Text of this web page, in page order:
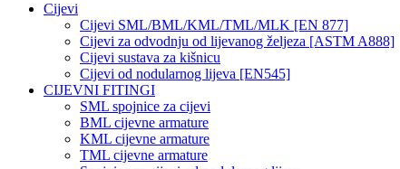
Cijevi
Cijevi SML/BML/KML/TML/MLK [EN 877]
Cijevi za odvodnju od lijevanog željeza [ASTM A888]
Cijevi sustava za kišnicu
Cijevi od nodularnog lijeva [EN545]
CIJEVNI FITINGI
SML spojnice za cijevi
BML cijevne armature
KML cijevne armature
TML cijevne armature